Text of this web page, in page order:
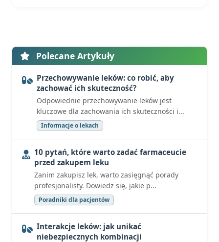
Polecane Artykuły
Przechowywanie leków: co robić, aby
zachować ich skuteczność?
Odpowiednie przechowywanie leków jest
kluczowe dla zachowania ich skuteczności i...
Informacje o lekach
10 pytań, które warto zadać farmaceucie
przed zakupem leku
Zanim zakupisz lek, warto zasięgnąć porady
profesjonalisty. Dowiedz się, jakie p...
Poradniki dla pacjentów
Interakcje leków: jak unikać
niebezpiecznych kombinacji